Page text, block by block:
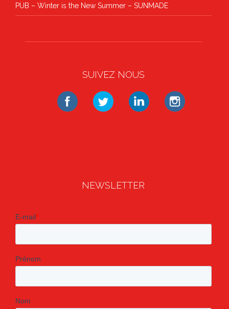
PUB – Winter is the New Summer – SUNMADE
SUIVEZ NOUS
NEWSLETTER